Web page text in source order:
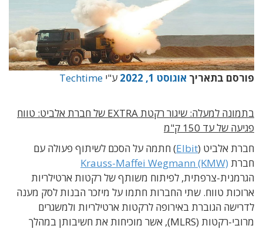
פורסם בתאריך אוגוסט 1, 2022 ע"י Techtime
בתמונה למעלה: שיגור רקטת EXTRA של חברת אלביט: טווח
פגיעה של עד 150 ק"מ
חברת אלביט (Elbit) חתמה על הסכם לשיתוף פעולה עם
חברת Krauss-Maffei Wegmann (KMW)
הגרמנית-צרפתית, לפיתוח משותף של רקטות ארטילריות
ארוכות טווח. שתי החברות חתמו על מיזכר הבנות לסק מענה
לדרישה הגוברת באירופה לרקטות ארטילריות ולמשגרים
מרובי-רקטות (MLRS), אשר מוכיחות את חשיבותן במהלך